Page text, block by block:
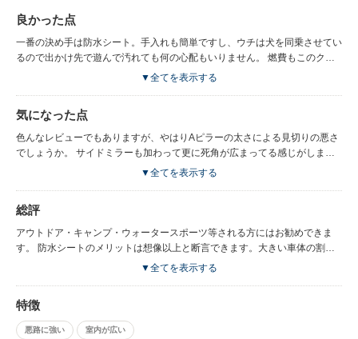
良かった点
一番の決め手は防水シート。手入れも簡単ですし、ウチは犬を同乗させてい
るので出かけ先で遊んで汚れても何の心配もいりません。 燃費もこのクラ
スだと十分に良いと思います。カタログ値では２０ｋｍに対して実際は、長
全然違ってきます。
▼全てを表示する
気になった点
色んなレビューでもありますが、やはりAピラーの太さによる見切りの悪さ
でしょうか。 サイドミラーも加わって更に死角が広まってる感じがしま
す。自分も何度かヒヤリハットを経験したので、カーブや狭い交差点などは
るため致し方ないとは思いますが、それであればもう少しヘタレない対策が
必要かと思います。 インパネ周りは決して未来感というか新しさは感じら
れないですね。
▼全てを表示する
総評
アウトドア・キャンプ・ウォータースポーツ等される方にはお勧めできま
す。 防水シートのメリットは想像以上と断言できます。大きい車体の割に
は運転はし易いと思います。近々新モデルがリリースの噂ですが、オプショ
▼全てを表示する
特徴
悪路に強い 室内が広い